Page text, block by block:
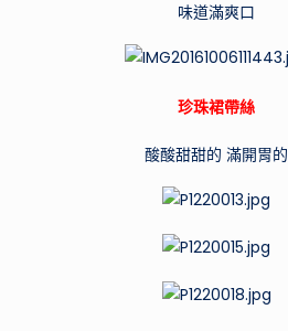
味道滿爽口
珍珠裙帶絲
酸酸甜甜的 滿開胃的